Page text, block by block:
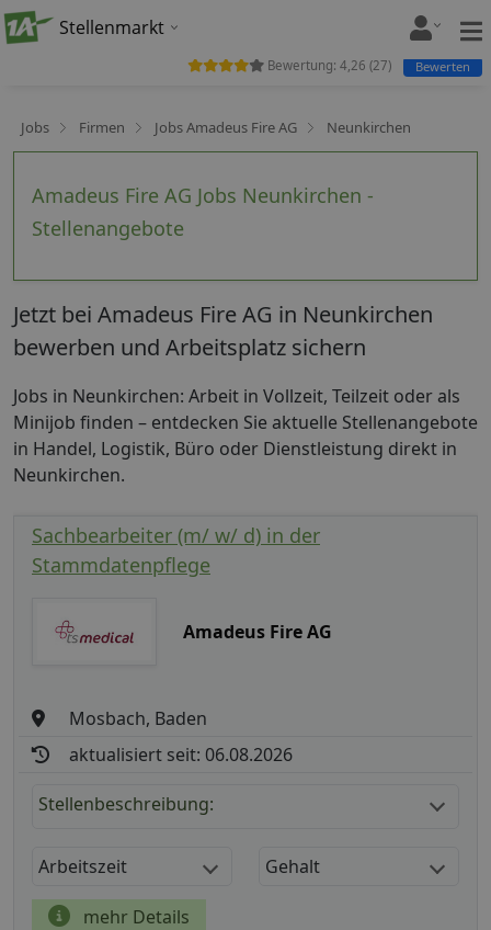
Stellenmarkt
Jobs Firmen Jobs Amadeus Fire AG Neunkirchen
Amadeus Fire AG Jobs Neunkirchen -
Stellenangebote
Bewertung: 4,26 (27) Bewerten
Jetzt bei Amadeus Fire AG in Neunkirchen
bewerben und Arbeitsplatz sichern
Jobs in Neunkirchen: Arbeit in Vollzeit, Teilzeit oder als
Minijob finden – entdecken Sie aktuelle Stellenangebote
in Handel, Logistik, Büro oder Dienstleistung direkt in
Neunkirchen.
Sachbearbeiter (m/ w/ d) in der
Stammdatenpflege
Amadeus Fire AG
Mosbach, Baden
aktualisiert seit: 06.08.2026
Stellenbeschreibung:
Arbeitszeit Gehalt
mehr Details